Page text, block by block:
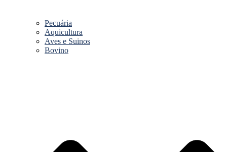
Pecuária
Aquicultura
Aves e Suinos
Bovino